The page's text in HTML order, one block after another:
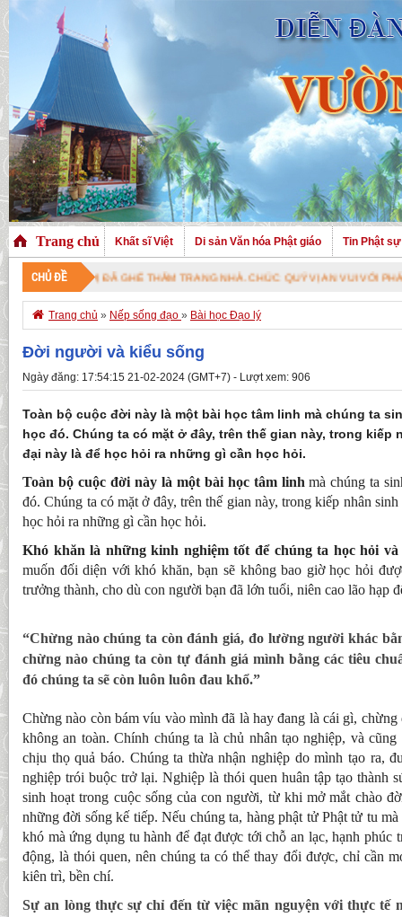
Trang chủ Khất sĩ Việt Di sản Văn hóa Phật giáo Tin Phật sự
CHỦ ĐỀ
VỊ ĐÃ GHÉ THĂM TRANG NHÀ. CHÚC QUÝ VỊ AN VUI VỚI PHÁP BẢO CAO
 Trang chủ » Nếp sống đạo » Bài học Đạo lý
Đời người và kiểu sống
Ngày đăng: 17:54:15 21-02-2024 (GMT+7) - Lượt xem: 906
Toàn bộ cuộc đời này là một bài học tâm linh mà chúng ta
học đó. Chúng ta có mặt ở đây, trên thế gian này, trong kiếp
đại này là để học hỏi ra những gì cần học hỏi.
Toàn bộ cuộc đời này là một bài học tâm linh mà chúng ta
đó. Chúng ta có mặt ở đây, trên thế gian này, trong kiếp nhân
học hỏi ra những gì cần học hỏi.
Khó khăn là những kinh nghiệm tốt để chúng ta học hỏi
muốn đối diện với khó khăn, bạn sẽ không bao giờ học hỏi
trưởng thành, cho dù con người bạn đã lớn tuổi, niên cao lão hạp
“Chừng nào chúng ta còn đánh giá, đo lường người khác
chừng nào chúng ta còn tự đánh giá mình bằng các tiêu
đó chúng ta sẽ còn luôn luôn đau khổ.”
Chừng nào còn bám víu vào mình đã là hay đang là cái gì, chừng
không an toàn. Chính chúng ta là chủ nhân tạo nghiệp, và
chịu thọ quả báo. Chúng ta thừa nhận nghiệp do mình tạo ra,
nghiệp trói buộc trở lại. Nghiệp là thói quen huân tập tạo thành
sinh hoạt trong cuộc sống của con người, từ khi mở mắt chào
những đời sống kế tiếp. Nếu chúng ta, hàng phật tử Phật tử tu
khó mà ứng dụng tu hành để đạt được tới chỗ an lạc, hạnh phúc
động, là thói quen, nên chúng ta có thể thay đổi được, chỉ cần
kiên trì, bền chí.
Sự an lòng thực sự chỉ đến từ việc mãn nguyện với thực tế